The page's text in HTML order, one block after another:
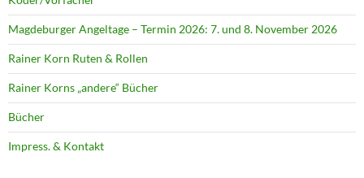
Magdeburger Angeltage – Termin 2026: 7. und 8. November 2026
Rainer Korn Ruten & Rollen
Rainer Korns „andere“ Bücher
Bücher
Impress. & Kontakt